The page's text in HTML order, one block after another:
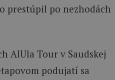
prestúpil po nezhodách
AlUla Tour v Saudskej
podujatí sa